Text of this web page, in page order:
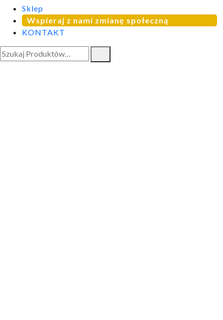
Sklep
Wspieraj z nami zmianę społeczną
KONTAKT
Szukaj: